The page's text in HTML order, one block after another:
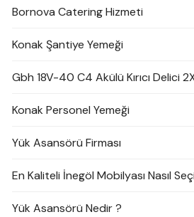
Bornova Catering Hizmeti
Konak Şantiye Yemeği
Gbh 18V-40 C4 Akülü Kırıcı Delici
Konak Personel Yemeği
Yük Asansörü Firması
En Kaliteli İnegöl Mobilyası Nasıl
Yük Asansörü Nedir ?